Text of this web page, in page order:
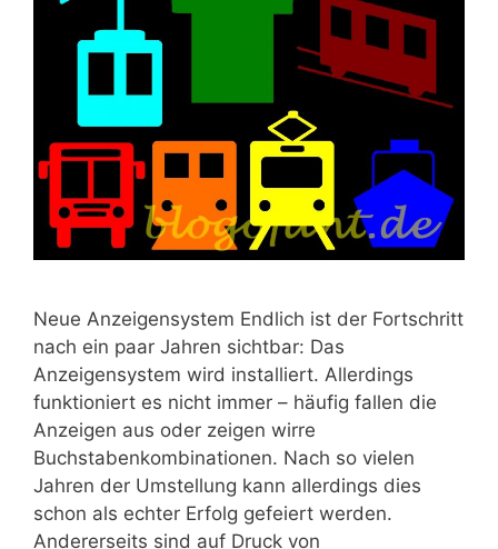
Neue Anzeigensystem Endlich ist der Fortschritt
nach ein paar Jahren sichtbar: Das
Anzeigensystem wird installiert. Allerdings
funktioniert es nicht immer – häufig fallen die
Anzeigen aus oder zeigen wirre
Buchstabenkombinationen. Nach so vielen
Jahren der Umstellung kann allerdings dies
schon als echter Erfolg gefeiert werden.
Andererseits sind auf Druck von